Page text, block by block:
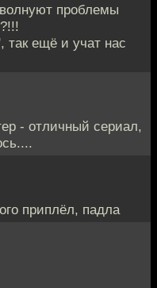
волнуют проблемы
так ещё и учат нас
- отличный сериал,
приплёл, падла